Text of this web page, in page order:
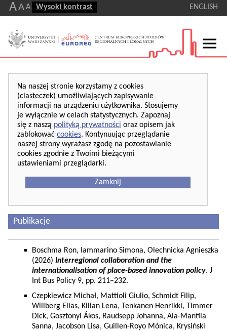
AA A Wysoki kontrast ENGLISH
Na naszej stronie korzystamy z cookies
(ciasteczek) umożliwiających zapisywanie
informacji na urządzeniu użytkownika. Stosujemy
je wyłącznie w celach statystycznych. Zapoznaj
się z naszą polityką prywatności oraz opisem jak
zablokować cookies. Kontynuując przeglądanie
naszej strony wyrażasz zgodę na pozostawianie
cookies zgodnie z Twoimi bieżącymi
ustawieniami przeglądarki.
Zamknij
Publikacje
Boschma Ron, Iammarino Simona, Olechnicka Agnieszka
(2026) Interregional collaboration and the
internationalisation of place-based innovation policy. J
Int Bus Policy 9, pp. 211–232.
Czepkiewicz Michał, Mattioli Giulio, Schmidt Filip,
Willberg Elias, Kilian Lena, Tenkanen Henrikki, Timmer
Dick, Gosztonyi Ákos, Raudsepp Johanna, Ala-Mantila
Sanna, Jacobson Lisa, Guillen-Royo Mònica, Krysiński